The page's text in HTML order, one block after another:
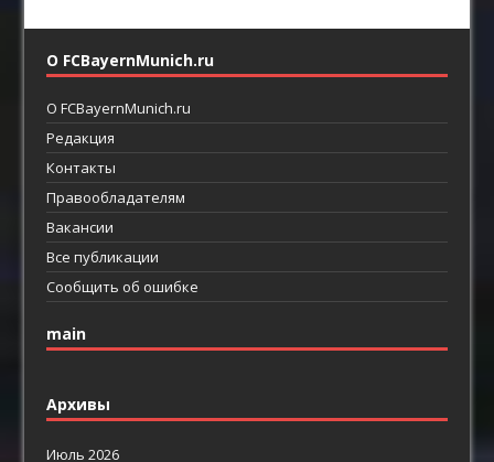
О FCBayernMunich.ru
О FCBayernMunich.ru
Редакция
Контакты
Правообладателям
Вакансии
Все публикации
Сообщить об ошибке
main
Архивы
Июль 2026